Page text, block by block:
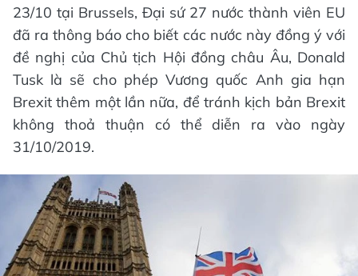
23/10 tại Brussels, Đại sứ 27 nước thành viên EU
đã ra thông báo cho biết các nước này đồng ý với
đề nghị của Chủ tịch Hội đồng châu Âu, Donald
Tusk là sẽ cho phép Vương quốc Anh gia hạn
Brexit thêm một lần nữa, để tránh kịch bản Brexit
không thoả thuận có thể diễn ra vào ngày
31/10/2019.